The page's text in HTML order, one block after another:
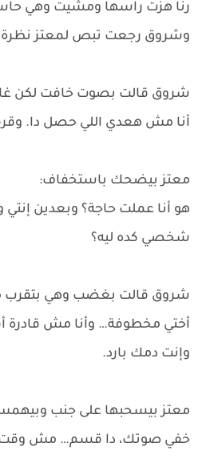
رنا هزت راسها ومشيت وهي
وشروق رجعت تبص لمعتز نظرة
شروق قالت بصوت خافت لكن
أنا مش هعدي اللي حصل دا.
معتز بيضحك باستخفاف:
هو أنا عملت حاجة؟ وبعدين إنتي
شخصي كده ليه؟
شروق قالت بغضب وهي بتقرب
أختي مخطوفة… وأنا مش قادرة
وإنت دمك بارد.
معتز بيسحبها على جنب
خفي صوتك، دا قسم… مش